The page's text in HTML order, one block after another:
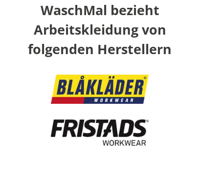
WaschMal bezieht
Arbeitskleidung von
folgenden Herstellern